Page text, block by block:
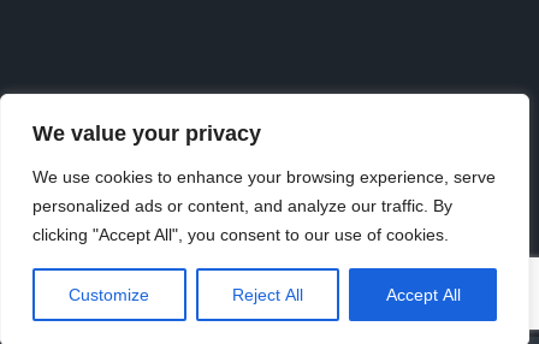
We value your privacy
We use cookies to enhance your browsing experience, serve
personalized ads or content, and analyze our traffic. By
clicking "Accept All", you consent to our use of cookies.
Customize Reject All Accept All
Publish atCalaméoor browsethe library.